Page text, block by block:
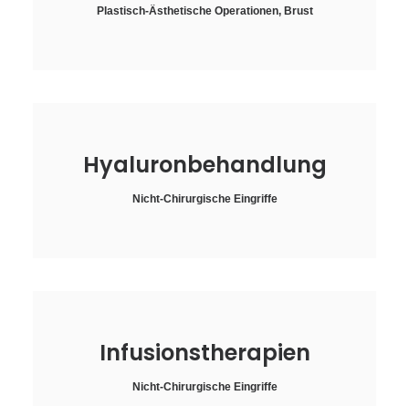
Plastisch-Ästhetische Operationen, Brust
Hyaluronbehandlung
Nicht-Chirurgische Eingriffe
Infusionstherapien
Nicht-Chirurgische Eingriffe